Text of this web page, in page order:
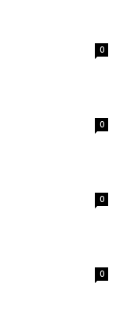
0
0
0
0